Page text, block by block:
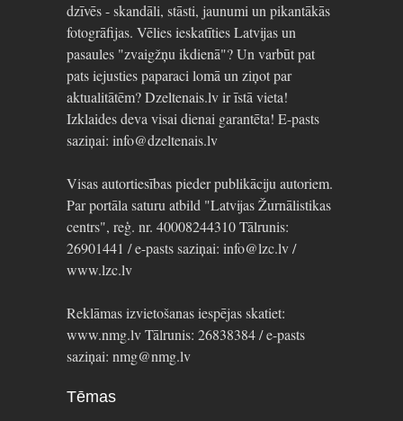
dzīvēs - skandāli, stāsti, jaunumi un pikantākās
fotogrāfijas. Vēlies ieskatīties Latvijas un
pasaules "zvaigžņu ikdienā"? Un varbūt pat
pats iejusties paparaci lomā un ziņot par
aktualitātēm? Dzeltenais.lv ir īstā vieta!
Izklaides deva visai dienai garantēta! E-pasts
saziņai: info@dzeltenais.lv
Visas autortiesības pieder publikāciju autoriem.
Par portāla saturu atbild "Latvijas Žurnālistikas
centrs", reģ. nr. 40008244310 Tālrunis:
26901441 / e-pasts saziņai: info@lzc.lv /
www.lzc.lv
Reklāmas izvietošanas iespējas skatiet:
www.nmg.lv Tālrunis: 26838384 / e-pasts
saziņai: nmg@nmg.lv
Tēmas